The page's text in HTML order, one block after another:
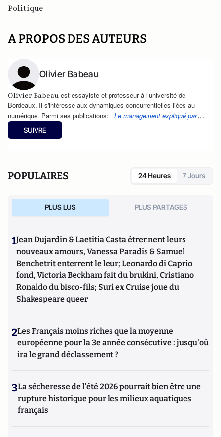
Politique
A PROPOS DES AUTEURS
Olivier Babeau
Olivier Babeau est essayiste et professeur à l’université de
Bordeaux. Il s'intéresse aux dynamiques concurrentielles liées au
numérique. Parmi ses publications: Le management expliqué par
l'art
(2013, Ellipses), et
Lettres, 2016),
L'horreur politique
SUIVRE
POPULAIRES 24 Heures 7 Jours
PLUS LUS PLUS PARTAGES
1Jean Dujardin & Laetitia Casta étrennent leurs
nouveaux amours, Vanessa Paradis & Samuel
Benchetrit enterrent le leur; Leonardo di Caprio
fond, Victoria Beckham fait du brukini, Cristiano
Ronaldo du bisco-fils; Suri ex Cruise joue du
Shakespeare queer
2Les Français moins riches que la moyenne
européenne pour la 3e année consécutive : jusqu'où
ira le grand déclassement ?
3La sécheresse de l’été 2026 pourrait bien être une
rupture historique pour les milieux aquatiques
français